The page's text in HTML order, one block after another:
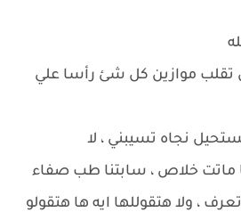
تقلب موازين كل شئ رأسا علي
نجاه تسيبني ، لا
ماتت خلاص ، سابتنا طب صفاء
، ولا هتقوللها ايه ها هتقولو